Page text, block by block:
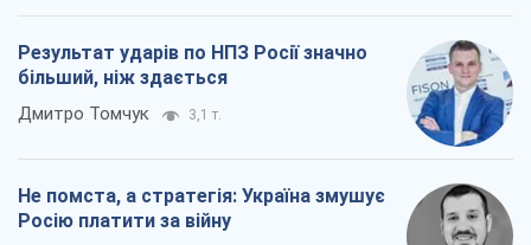
Результат ударів по НПЗ Росії значно
більший, ніж здається
Дмитро Томчук 3,1 т.
Не помста, а стратегія: Україна змушує
Росію платити за війну